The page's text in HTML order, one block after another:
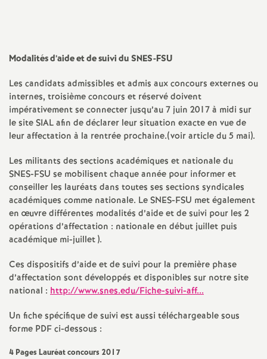
i
o
n
a
l
d
e
s
E
Modalités d’aide et de suivi du SNES-FSU
Les candidats admissibles et admis aux concours externes ou
internes, troisième concours et réservé doivent
impérativement se connecter jusqu’au 7 juin 2017 à midi sur
le site SIAL afin de déclarer leur situation exacte en vue de
leur affectation à la rentrée prochaine.(voir article du 5 mai).
Les militants des sections académiques et nationale du
SNES-FSU se mobilisent chaque année pour informer et
conseiller les lauréats dans toutes ses sections syndicales
académiques comme nationale. Le SNES-FSU met également
en œuvre différentes modalités d’aide et de suivi pour les 2
opérations d’affectation : nationale en début juillet puis
académique mi-juillet ).
Ces dispositifs d’aide et de suivi pour la première phase
d’affectation sont développés et disponibles sur notre site
national : http://www.snes.edu/Fiche-suivi-aff...
Un fiche spécifique de suivi est aussi téléchargeable sous
forme PDF ci-dessous :
4 Pages Lauréat concours 2017